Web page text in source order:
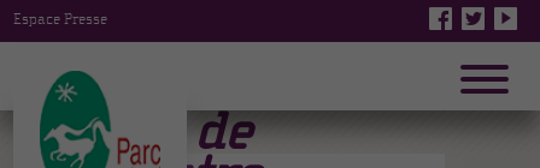
Espace Presse
A pas de